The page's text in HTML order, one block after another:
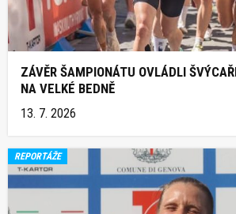
ZÁVĚR ŠAMPIONÁTU OVLÁDLI
NA VELKÉ BEDNĚ
13. 7. 2026
REPORTÁŽE